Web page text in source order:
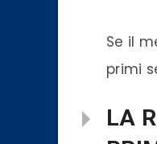
Se il
primi
LA